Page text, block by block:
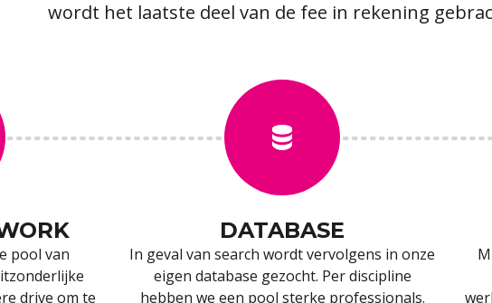
wordt het laatste deel van de fee in rekening
pool van
drive om te
DATABASE
In geval van search wordt vervolgens in onze
eigen database gezocht. Per discipline
hebben we een pool sterke professionals.